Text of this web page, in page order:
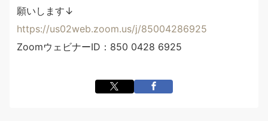
願いします↓
https://us02web.zoom.us/j/85004286925
ZoomウェビナーID：850 0428 6925